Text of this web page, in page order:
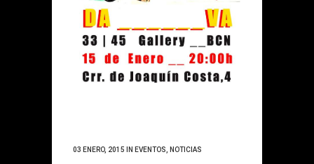
03 ENERO, 2015 IN EVENTOS NOTICIAS